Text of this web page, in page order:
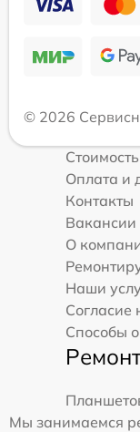
© 2026
Оплата и
Контакты
Вакансии
О
Наши
Согласие
Способы
Мы занимаемся